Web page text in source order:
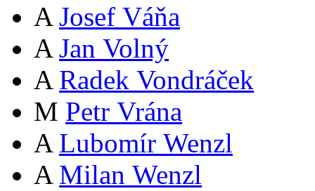
A Josef Váňa
A Jan Volný
A Radek Vondráček
M Petr Vrána
A Lubomír Wenzl
A Milan Wenzl